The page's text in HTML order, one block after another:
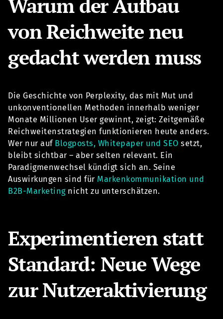
von Reichweite neu
gedacht werden muss
Die Geschichte von Perplexity, das mit Mut und
unkonventionellen Methoden innerhalb weniger
Monate Millionen User gewinnt, zeigt: Zeitgemäße
Reichweitenstrategien funktionieren heute anders.
Wer nur auf Blogposts, Whitepaper und SEO setzt,
bleibt sichtbar – aber selten relevant. Ein
Paradigmenwechsel kündigt sich an. Seine
Auswirkungen sind für Markenkommunikation und
B2B-Marketingnicht zu unterschätzen.
Experimentieren statt
Standard: Neue Wege
zur Nutzeraktivierung